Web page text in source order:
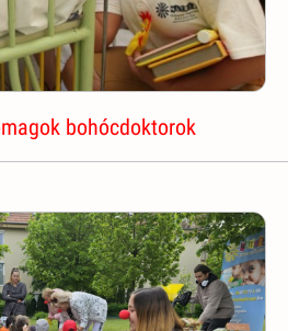
bohócdoktorok